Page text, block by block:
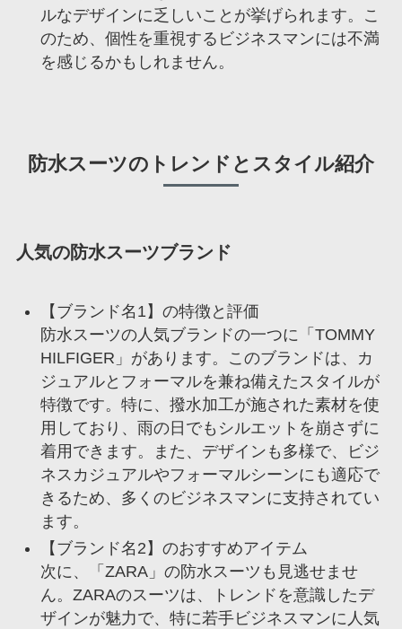
ルなデザインに乏しいことが挙げられます。こ
のため、個性を重視するビジネスマンには不満
を感じるかもしれません。
防水スーツのトレンドとスタイル紹介
人気の防水スーツブランド
【ブランド名1】の特徴と評価
防水スーツの人気ブランドの一つに「TOMMY
HILFIGER」があります。このブランドは、カ
ジュアルとフォーマルを兼ね備えたスタイルが
特徴です。特に、撥水加工が施された素材を使
用しており、雨の日でもシルエットを崩さずに
着用できます。また、デザインも多様で、ビジ
ネスカジュアルやフォーマルシーンにも適応で
きるため、多くのビジネスマンに支持されてい
ます。
【ブランド名2】のおすすめアイテム
次に、「ZARA」の防水スーツも見逃せませ
ん。ZARAのスーツは、トレンドを意識したデ
ザインが魅力で、特に若手ビジネスマンに人気